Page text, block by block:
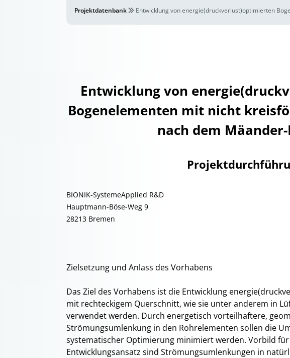
Projektdatenbank Entwicklung von energie(druckverlust)optimierten
Entwicklung von
Bogenelementen mit nicht
nach dem
BIONIK-SystemeApplied R&D
Hauptmann-Böse-Weg 9
28213 Bremen
Zielsetzung und Anlass des Vorhabens
Das Ziel des Vorhabens ist die Entwicklung
mit rechteckigem Querschnitt, wie sie unter anderem in
verwendet werden. Durch energetisch vorteilhaftere,
Strömungsumlenkung in den Rohrelementen sollen die
systematischer Optimierung minimiert werden. Vorbild
Entwicklungsansatz sind Strömungsumlenkungen in